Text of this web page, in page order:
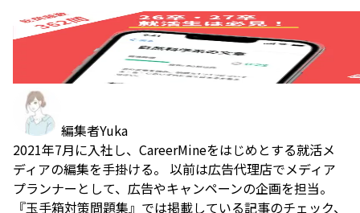
編集者Yuka
2021年7月に入社し、CareerMineをはじめとする就活メ
ディアの編集を手掛ける。 以前は広告代理店でメディア
プランナーとして、広告やキャンペーンの企画を担当。
『玉手箱対策問題集』では掲載している記事のチェック、